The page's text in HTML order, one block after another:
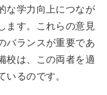
な学力向上につなが
ます。これらの意見
バランスが重要であ
校は、この両者を適
るのです。